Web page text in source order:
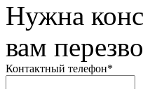
Нужна
вам
Контактный телефон*